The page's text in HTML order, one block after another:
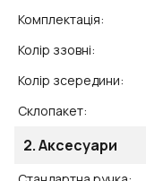
Комплектація:
Колір ззовні:
Колір зсередини:
Склопакет:
2.Аксесуари